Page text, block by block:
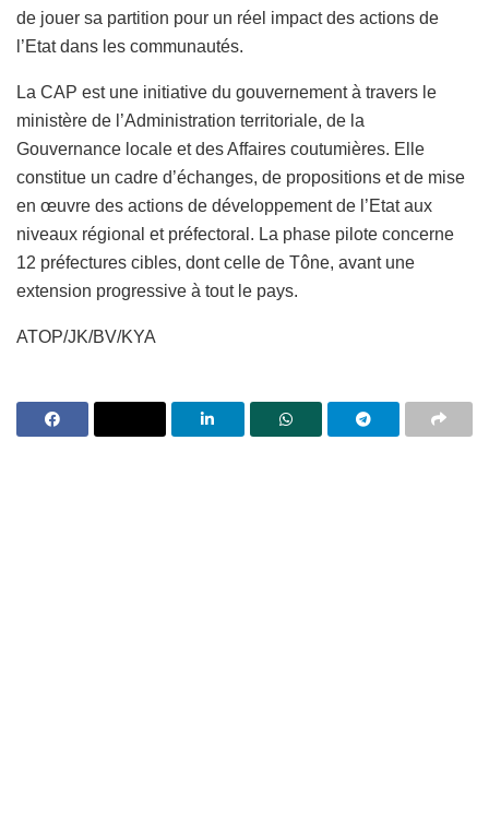
de jouer sa partition pour un réel impact des actions de
l’Etat dans les communautés.
La CAP est une initiative du gouvernement à travers le
ministère de l’Administration territoriale, de la
Gouvernance locale et des Affaires coutumières. Elle
constitue un cadre d’échanges, de propositions et de mise
en œuvre des actions de développement de l’Etat aux
niveaux régional et préfectoral. La phase pilote concerne
12 préfectures cibles, dont celle de Tône, avant une
extension progressive à tout le pays.
ATOP/JK/BV/KYA